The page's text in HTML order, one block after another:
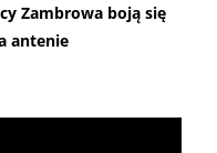
Zambrowa boją się
antenie